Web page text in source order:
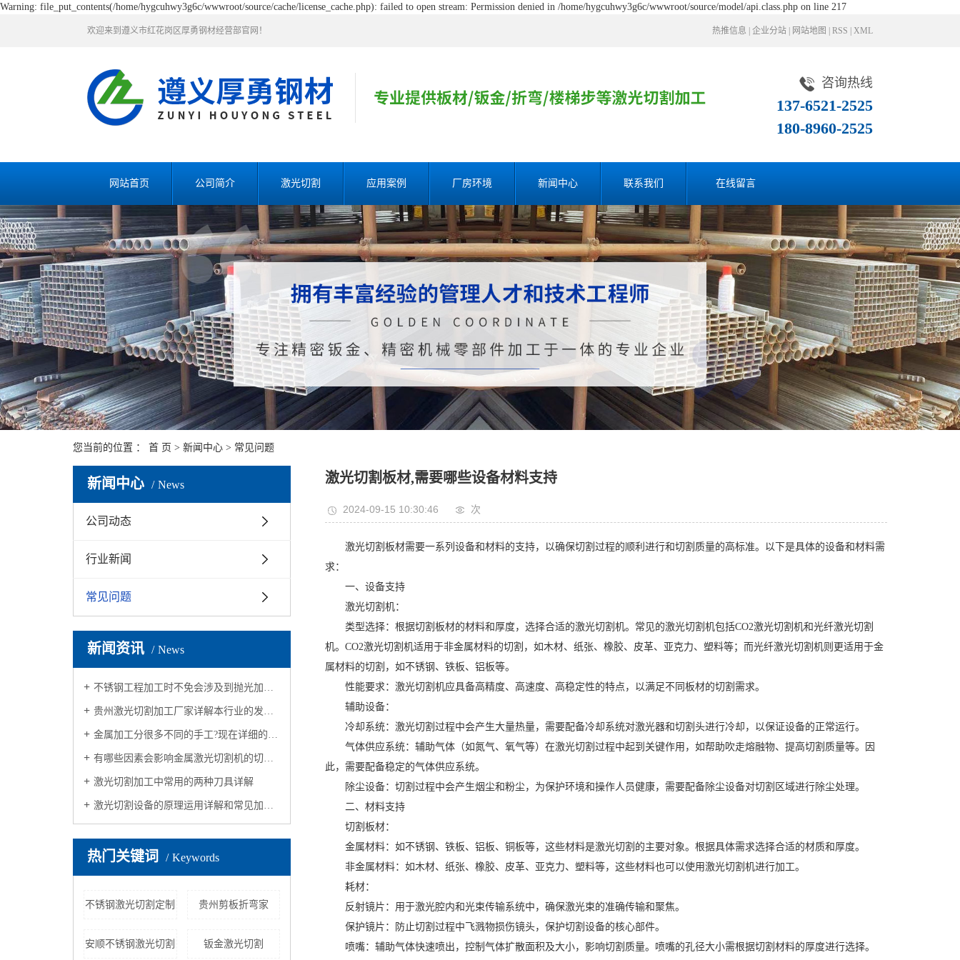
Warning: file_put_contents(/home/hygcuhwy3g6c/wwwroot/source/cache/license_cache.php): failed to open stream: Permission denied in /home/hygcuhwy3g6c/wwwroot/source/model/api.class.php on line 217
欢迎来到遵义市红花岗区厚勇钢材经营部官网！ 热推信息 企业分站 网站地图 RSS XML
咨询热线
137-6521-2525
180-8960-2525
网站首页 公司简介 激光切割 应用案例 厂房环境 新闻中心 联系我们 在线留言
您当前的位置 ： 首 页 > 新闻中心 > 常见问题
新闻中心 News
公司动态
行业新闻
常见问题
新闻资讯 News
不锈钢工程加工时不免会涉及到抛光加工，抛光质量会受哪些因素影响呢？
贵州激光切割加工厂家详解本行业的发展历程
金属加工分很多不同的手工?现在详细的分析一下不同的加工方法
有哪些因素会影响金属激光切割机的切割质量？接下来，让我们一起来认识
激光切割加工中常用的两种刀具详解
激光切割设备的原理运用详解和常见加工规格
热门关键词 Keywords
不锈钢激光切割定制 贵州剪板折弯家
安顺不锈钢激光切割 钣金激光切割
激光切割板材,需要哪些设备材料支持
2024-09-15 10:30:46 次
激光切割板材需要一系列设备和材料的支持，以确保切割过程的顺利进行和切割质量的高标准。以下是具体的设备和材料需
求：
一、设备支持
激光切割机：
类型选择：根据切割板材的材料和厚度，选择合适的激光切割机。常见的激光切割机包括CO2激光切割机和光纤激光切割
机。CO2激光切割机适用于非金属材料的切割，如木材、纸张、橡胶、皮革、亚克力、塑料等；而光纤激光切割机则更适用于金
属材料的切割，如不锈钢、铁板、铝板等。
性能要求：激光切割机应具备高精度、高速度、高稳定性的特点，以满足不同板材的切割需求。
辅助设备：
冷却系统：激光切割过程中会产生大量热量，需要配备冷却系统对激光器和切割头进行冷却，以保证设备的正常运行。
气体供应系统：辅助气体（如氮气、氧气等）在激光切割过程中起到关键作用，如帮助吹走熔融物、提高切割质量等。因
此，需要配备稳定的气体供应系统。
除尘设备：切割过程中会产生烟尘和粉尘，为保护环境和操作人员健康，需要配备除尘设备对切割区域进行除尘处理。
二、材料支持
切割板材：
金属材料：如不锈钢、铁板、铝板、铜板等，这些材料是激光切割的主要对象。根据具体需求选择合适的材质和厚度。
非金属材料：如木材、纸张、橡胶、皮革、亚克力、塑料等，这些材料也可以使用激光切割机进行加工。
耗材：
反射镜片：用于激光腔内和光束传输系统中，确保激光束的准确传输和聚焦。
保护镜片：防止切割过程中飞溅物损伤镜头，保护切割设备的核心部件。
喷嘴：辅助气体快速喷出，控制气体扩散面积及大小，影响切割质量。喷嘴的孔径大小需根据切割材料的厚度进行选择。